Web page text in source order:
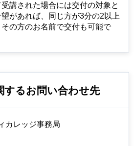
講された場合には交付の対象と
があれば、同じ方が3分の2以上
の方のお名前で交付も可能で
するお問い合わせ先
カレッジ事務局